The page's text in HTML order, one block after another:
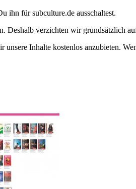
ihn für subculture.de ausschaltest.
verzichten wir grundsätzlich
Inhalte kostenlos anzubieten.